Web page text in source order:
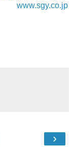
www.sgy.co.jp
›